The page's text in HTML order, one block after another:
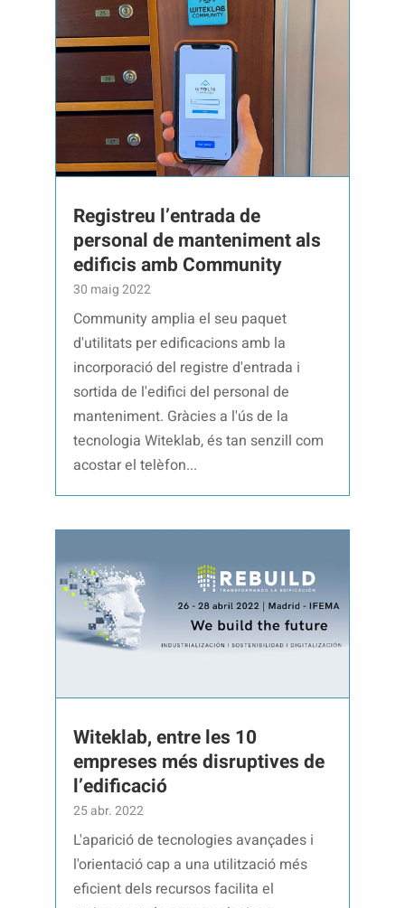
Registreu l’entrada de
personal de manteniment als
edificis amb Community
30 maig 2022
Community amplia el seu paquet
d'utilitats per edificacions amb la
incorporació del registre d'entrada i
sortida de l'edifici del personal de
manteniment. Gràcies a l'ús de la
tecnologia Witeklab, és tan senzill com
acostar el telèfon...
Witeklab, entre les 10
empreses més disruptives de
l’edificació
25 abr. 2022
L'aparició de tecnologies avançades i
l'orientació cap a una utilització més
eficient dels recursos facilita el